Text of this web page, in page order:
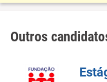
Outros